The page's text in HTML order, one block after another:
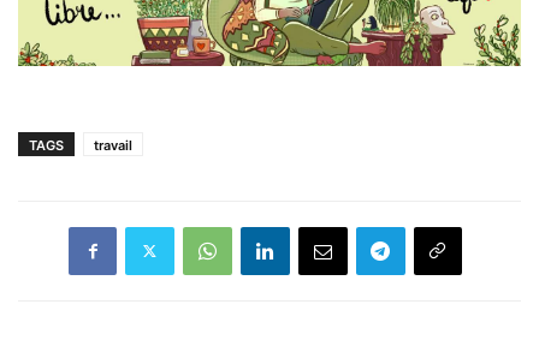
TAGS travail